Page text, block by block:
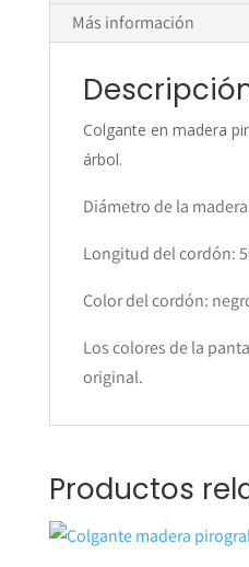
Más información
Colgante en madera
árbol.
Diámetro de la
Longitud del cordón:
Color del cordón:
Los colores de la
original.
Productos